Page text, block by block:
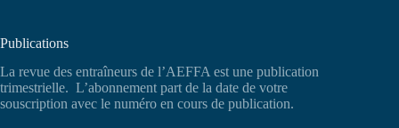
Publications
La revue des entraîneurs de l’AEFFA est une publication
trimestrielle. L’abonnement part de la date de votre
souscription avec le numéro en cours de publication.